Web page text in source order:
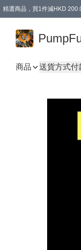
精選商品，買1件減HKD
商品 送貨方式付